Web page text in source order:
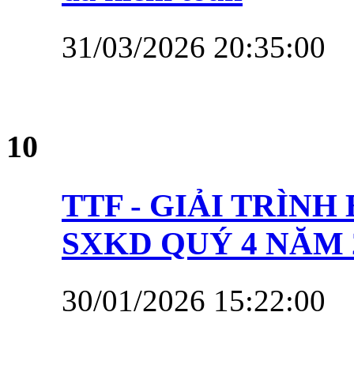
31/03/2026 20:35:00
10
TTF - GIẢI TRÌNH
SXKD QUÝ 4 NĂM
30/01/2026 15:22:00